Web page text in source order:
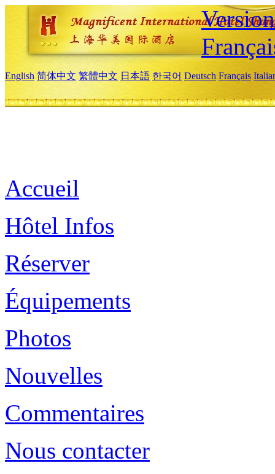
English 简体中文 繁體中文 日本語 한국어 Deutsch Français
Accueil
Hôtel Infos
Réserver
Équipements
Photos
Nouvelles
Commentaires
Nous contacter